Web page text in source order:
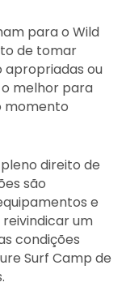
para o Wild
de tomar
apropriadas ou
melhor para
momento
direito de
são
e
reivindicar um
condições
Surf Camp de